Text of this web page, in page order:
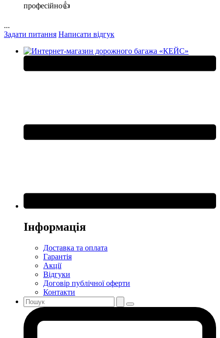
професійно👍
...
Задати питання Написати відгук
Інформація
Доставка та оплата
Гарантія
Акції
Відгуки
Договір публічної оферти
Контакти